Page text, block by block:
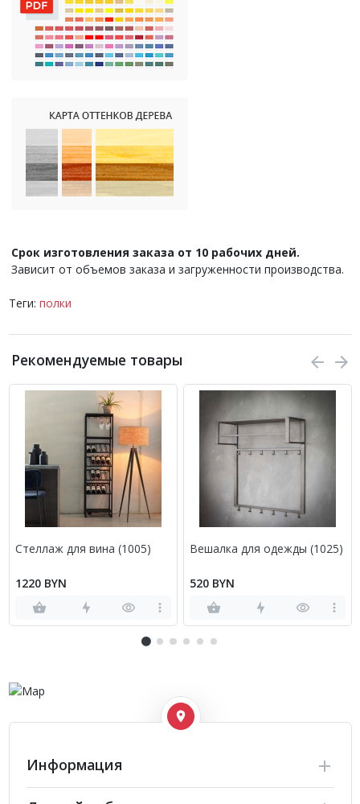
Срок изготовления заказа от 10 рабочих дней.
Зависит от объемов заказа и загруженности производства.
Теги: полки
Рекомендуемые товары
Стеллаж для вина (1005)
1220 BYN
Вешалка для одежды (1025)
520 BYN
Информация